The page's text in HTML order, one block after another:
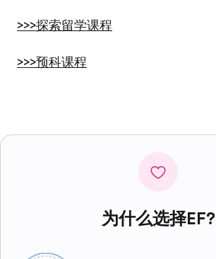
>>>探索留学课程
>>>预科课程
为什么选择EF?